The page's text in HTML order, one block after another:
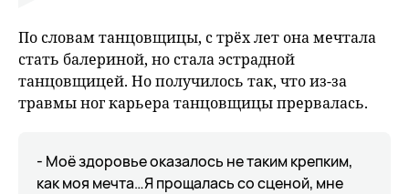
По словам танцовщицы, с трёх лет она мечтала
стать балериной, но стала эстрадной
танцовщицей. Но получилось так, что из-за
травмы ног карьера танцовщицы прервалась.
- Моё здоровье оказалось не таким крепким,
как моя мечта…Я прощалась со сценой, мне